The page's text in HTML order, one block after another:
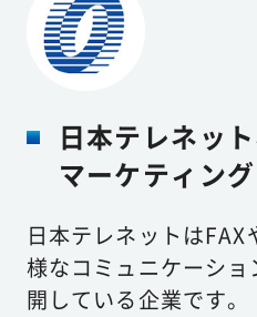
日本テレネッ
マーケティン
日本テレネットはFAX
様なコミュニケーシ
開している企業です。